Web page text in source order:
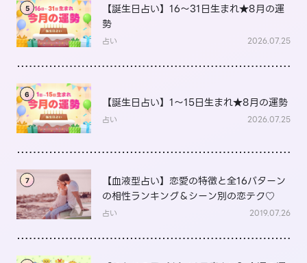
5
【誕生日占い】16～31日生まれ★8月の運
勢
占い 2026.07.25
6
【誕生日占い】1～15日生まれ★8月の運勢
占い 2026.07.25
7
【血液型占い】恋愛の特徴と全16パターン
の相性ランキング＆シーン別の恋テク♡
占い 2019.07.26